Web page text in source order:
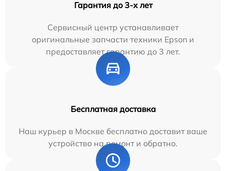
Гарантия до 3-х лет
Сервисный центр устанавливает
оригинальные запчасти техники Epson и
предоставляет гарантию до 3 лет.
Бесплатная доставка
Наш курьер в Москве бесплатно доставит ваше
устройство на ремонт и обратно.